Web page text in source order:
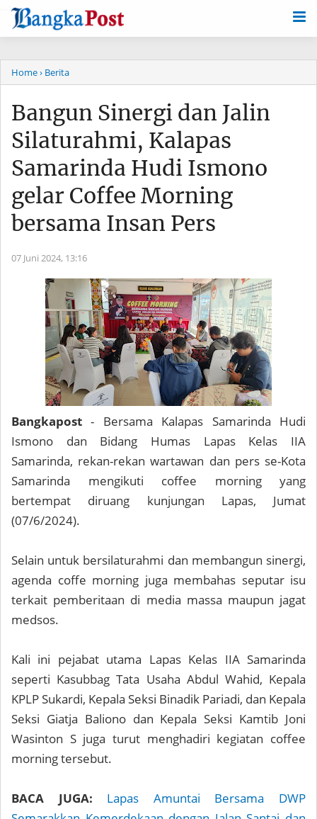
-->
Home› Berita
Bangun Sinergi dan Jalin
Silaturahmi, Kalapas
Samarinda Hudi Ismono
gelar Coffee Morning
bersama Insan Pers
07 Juni 2024, 13:16
Bangkapost- Bersama Kalapas Samarinda Hudi
Ismono dan Bidang Humas Lapas Kelas IIA
Samarinda, rekan-rekan wartawan dan pers se-Kota
Samarinda mengikuti coffee morning yang
bertempat diruang kunjungan Lapas, Jumat
(07/6/2024).
Selain untuk bersilaturahmi dan membangun sinergi,
agenda coffe morning juga membahas seputar isu
terkait pemberitaan di media massa maupun jagat
medsos.
Kali ini pejabat utama Lapas Kelas IIA Samarinda
seperti Kasubbag Tata Usaha Abdul Wahid, Kepala
KPLP Sukardi, Kepala Seksi Binadik Pariadi, dan Kepala
Seksi Giatja Baliono dan Kepala Seksi Kamtib Joni
Wasinton S juga turut menghadiri kegiatan coffee
morning tersebut.
BACA JUGA:
Lapas Amuntai Bersama DWP